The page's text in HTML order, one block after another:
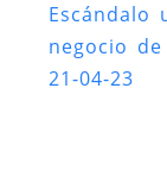
Escándalo
negocio
21-04-23